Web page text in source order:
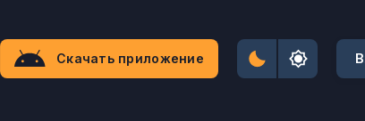
Скачать приложение